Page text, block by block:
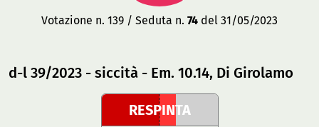
Votazione n. 139 / Seduta n. 74 del 31/05/2023
d-l 39/2023 - siccità - Em. 10.14, Di Girolamo
RESPINTA